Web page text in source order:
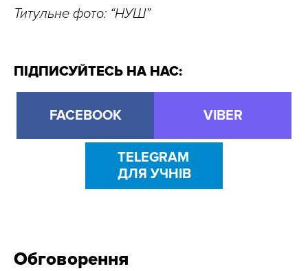
Титульне фото: “НУШ”
ПІДПИСУЙТЕСЬ НА НАС:
FACEBOOK VIBER
TELEGRAM
ДЛЯ УЧНІВ
Обговорення